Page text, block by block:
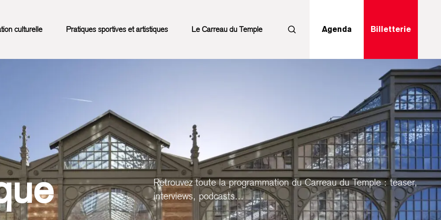
culturelle Pratiques sportives et artistiques Le Carreau du Temple RechercherAgenda Billetterie
Retrouvez toute la programmation du Carreau du Temple : teaser,
interviews, podcasts...